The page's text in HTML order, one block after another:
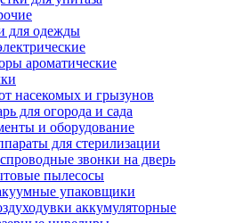
для одежды
ароматические
насекомых и грызунов
для огорода и сада
и оборудование
для стерилизации
звонки на дверь
пылесосы
упаковщики
аккумуляторные